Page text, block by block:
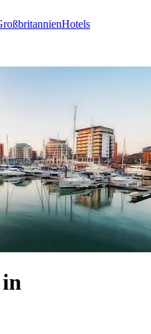
Hotels
in